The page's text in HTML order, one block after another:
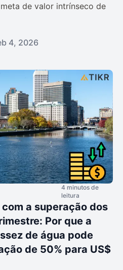
de valor intrínseco de
4, 2026
4 minutos de
leitura
a superação dos
Por que a
de água pode
de 50% para US$